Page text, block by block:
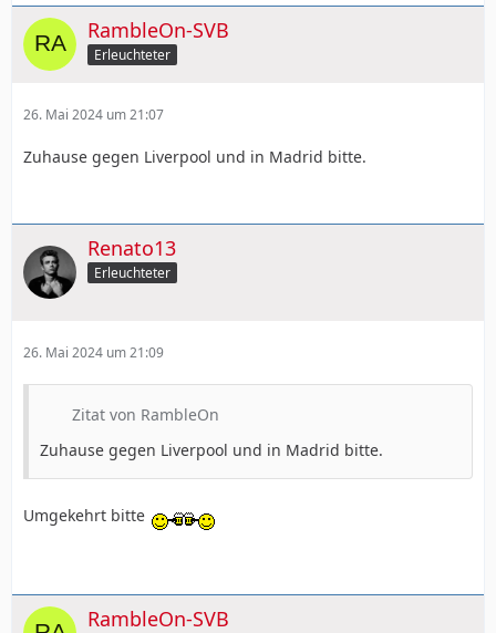
RambleOn-SVB
Erleuchteter
26. Mai 2024 um 21:07
Zuhause gegen Liverpool und in Madrid bitte.
Renato13
Erleuchteter
26. Mai 2024 um 21:09
Zitat von RambleOn
Zuhause gegen Liverpool und in Madrid bitte.
Umgekehrt bitte
RambleOn-SVB